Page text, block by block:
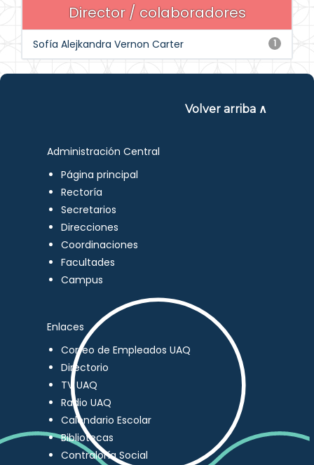
Director / colaboradores
1
Sofía Alejkandra Vernon Carter
Volver arriba ∧
Administración Central
Página principal
Rectoría
Secretarios
Direcciones
Coordinaciones
Facultades
Campus
Enlaces
Correo de Empleados UAQ
Directorio
TV UAQ
Radio UAQ
Calendario Escolar
Bibliotecas
Contraloría Social